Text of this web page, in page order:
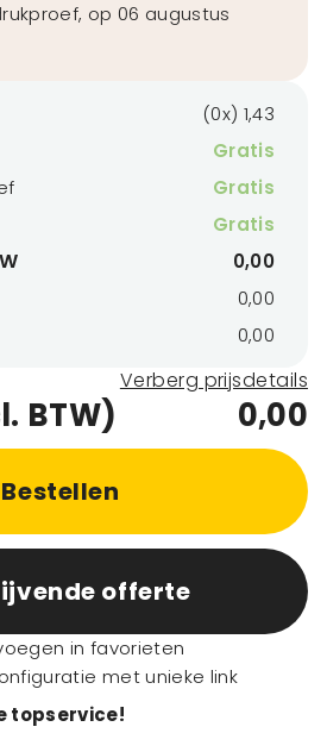
op 06 augustus
(0x) 1,43
Gratis
Gratis
Gratis
0,00
0,00
0,00
Verberg prijsdetails
BTW) 0,00
Bestellen
offerte
in favorieten
met unieke link
topservice!